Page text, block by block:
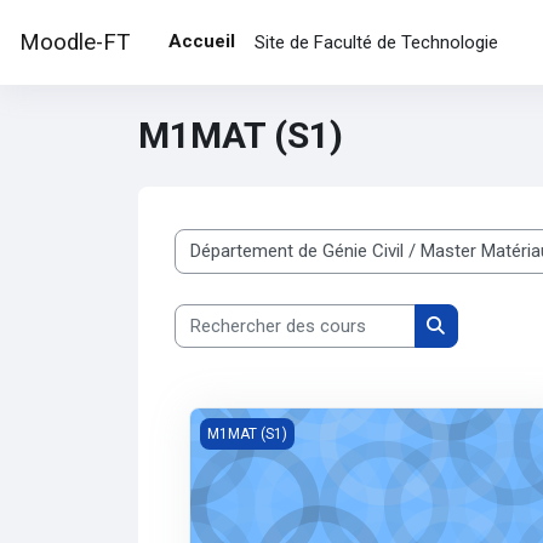
Moodle-FT Accueil Site de Faculté de Technologie
M1MAT (S1)
Catégories de cours
Rechercher des cours
Rechercher
Code et règlementation
M1MAT (S1)